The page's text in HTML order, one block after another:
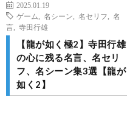
2025.01.19
ゲーム
名シーン 名セリフ
名
言
寺田行雄
【龍が如く極2】寺田行雄
の心に残る名言、名セリ
フ、名シーン集3選【龍が
如く2】